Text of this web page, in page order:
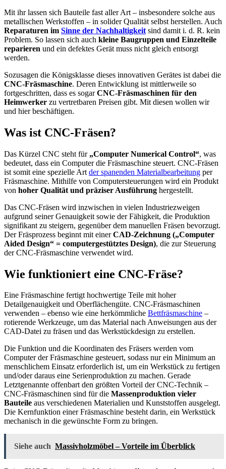
Mit ihr lassen sich Bauteile fast aller Art – insbesondere solche aus
metallischen Werkstoffen – in solider Qualität selbst herstellen. Auch
Reparaturen im Sinne der Nachhaltigkeit sind damit i. d. R. kein
Problem. So lassen sich auch kleine Baugruppen und Einzelteile
reparieren und ein defektes Gerät muss nicht gleich entsorgt
werden.
Sozusagen die Königsklasse dieses innovativen Gerätes ist dabei die
CNC-Fräsmaschine. Deren Entwicklung ist mittlerweile so
fortgeschritten, dass es sogarCNC-Fräsmaschinen für den
Heimwerker zu vertretbaren Preisen gibt. Mit diesen wollen wir
und hier beschäftigen.
Was ist CNC-Fräsen?
Das Kürzel CNC steht für „Computer Numerical Control“, was
bedeutet, dass ein Computer die Fräsmaschine steuert. CNC-Fräsen
ist somit eine spezielle Art der spanenden Materialbearbeitung per
Fräsmaschine. Mithilfe von Computersteuerungen wird ein Produkt
von hoher Qualität und präziser Ausführung hergestellt.
Das CNC-Fräsen wird inzwischen in vielen Industriezweigen
aufgrund seiner Genauigkeit sowie der Fähigkeit, die Produktion
signifikant zu steigern, gegenüber dem manuellen Fräsen bevorzugt.
Der Fräsprozess beginnt mit einerCAD-Zeichnung („Computer
Aided Design“ = computergestütztes Design), die zur Steuerung
der CNC-Fräsmaschine verwendet wird.
Wie funktioniert eine CNC-Fräse?
Eine Fräsmaschine fertigt hochwertige Teile mit hoher
Detailgenauigkeit und Oberflächengüte. CNC-Fräsmaschinen
verwenden – ebenso wie eine herkömmliche Bettfräsmaschine –
rotierende Werkzeuge, um das Material nach Anweisungen aus der
CAD-Datei zu fräsen und das Werkstückdesign zu erstellen.
Die Funktion und die Koordinaten des Fräsers werden vom
Computer der Fräsmaschine gesteuert, sodass nur ein Minimum an
menschlichem Einsatz erforderlich ist, um ein Werkstück zu fertigen
und/oder daraus eine Serienproduktion zu machen. Gerade
Letztgenannte offenbart den größten Vorteil der CNC-Technik –
CNC-Fräsmaschinen sind für die Massenproduktion vieler
Bauteile aus verschiedenen Materialien und Kunststoffen ausgelegt.
Die Kernfunktion einer Fräsmaschine besteht darin, ein Werkstück
mechanisch in die gewünschte Form zu bringen.
Siehe auch Massivholzmöbel – Vorteile im Überblick